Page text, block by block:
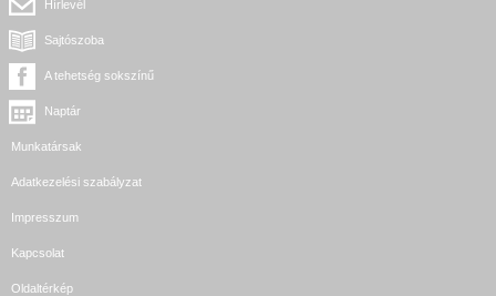
Hírlevél
Sajtószoba
A tehetség sokszínű
Naptár
Munkatársak
Adatkezelési szabályzat
Impresszum
Kapcsolat
Oldaltérkép